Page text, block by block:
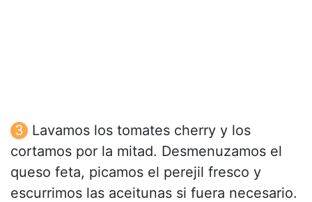
Lavamos los tomates cherry y los
cortamos por la mitad. Desmenuzamos el
queso feta, picamos el perejil fresco y
escurrimos las aceitunas si fuera necesario.